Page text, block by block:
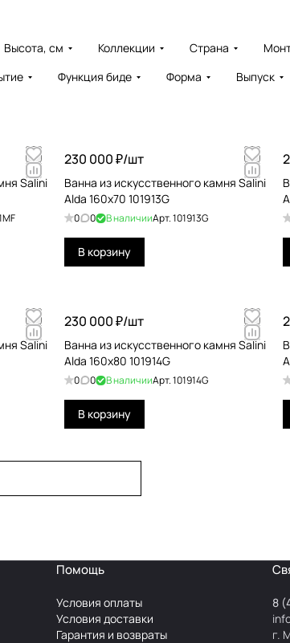
которая привносит в ваш дом уникальный
Высота, см Коллекции Страна
Функция биде Форма
Выпуск
Salini
230 000 ₽/шт
Ванна из искусственного камня Salini
Alda 160x70 101913G
0 0 В наличииАрт.101913G
В корзину
Salini
230 000 ₽/шт
Ванна из искусственного камня Salini
Alda 160x80 101914G
0 0 В наличииАрт.101914G
В корзину
Помощь
Условия оплаты
Условия доставки
Гарантия и возвраты
8
г.